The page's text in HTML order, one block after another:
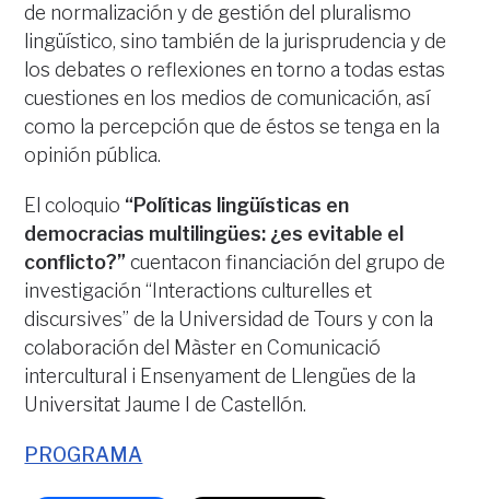
de normalización y de gestión del pluralismo
lingüístico, sino también de la jurisprudencia y de
los debates o reflexiones en torno a todas estas
cuestiones en los medios de comunicación, así
como la percepción que de éstos se tenga en la
opinión pública.
El coloquio “Políticas lingüísticas en
democracias multilingües: ¿es evitable el
conflicto?”cuentacon financiación del grupo de
investigación “Interactions culturelles et
discursives” de la Universidad de Tours y con la
colaboración del Màster en Comunicació
intercultural i Ensenyament de Llengües de la
Universitat Jaume I de Castellón.
PROGRAMA